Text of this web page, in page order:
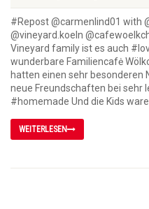
#Repost @carmenlind01 with
@vineyard.koeln
Vineyard family ist es auch
wunderbare Familiencafė
hatten einen sehr besonderen
neue Freundschaften bei sehr
#homemade Und die Kids
WEITERLESEN